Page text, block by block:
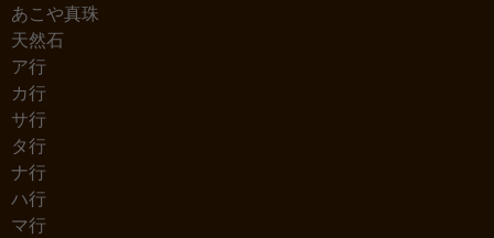
あこや真珠
天然石
ア行
カ行
サ行
タ行
ナ行
ハ行
マ行